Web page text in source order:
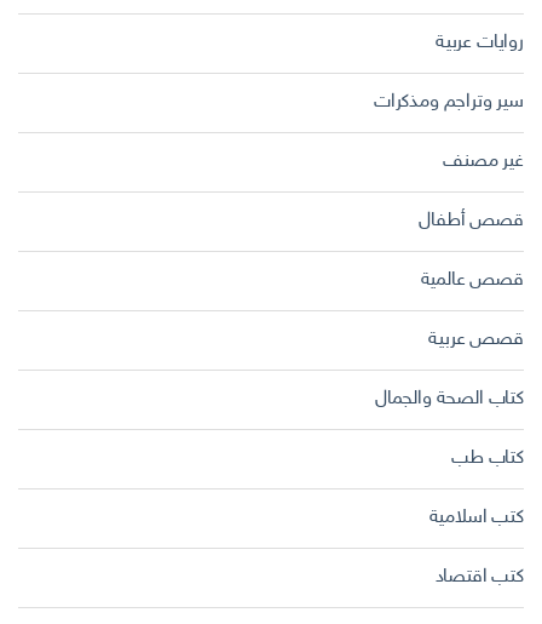
روايات عربية
سير وتراجم ومذكرات
غير مصنف
قصص أطفال
قصص عالمية
قصص عربية
كتاب الصحة والجمال
كتاب طب
كتب اسلامية
كتب اقتصاد